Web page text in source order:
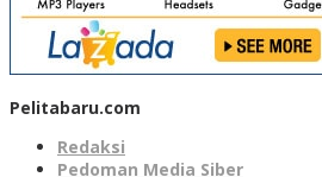
Pelitabaru.com
Redaksi
Pedoman Media Siber